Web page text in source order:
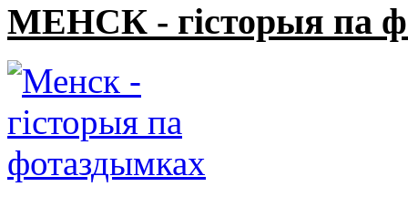
МЕНСК - гісторыя па